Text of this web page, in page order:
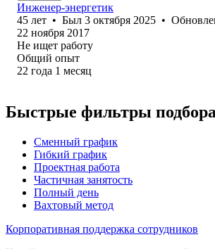
Инженер-энергетик
45 лет • Был 3 октября 2025 •
22 ноября 2017
Не ищет работу
Общий опыт
22 года 1 месяц
Быстрые фильтры
Сменный график
Гибкий график
Проектная работа
Частичная занятость
Полный день
Вахтовый метод
Корпоративная поддержка сотрудников